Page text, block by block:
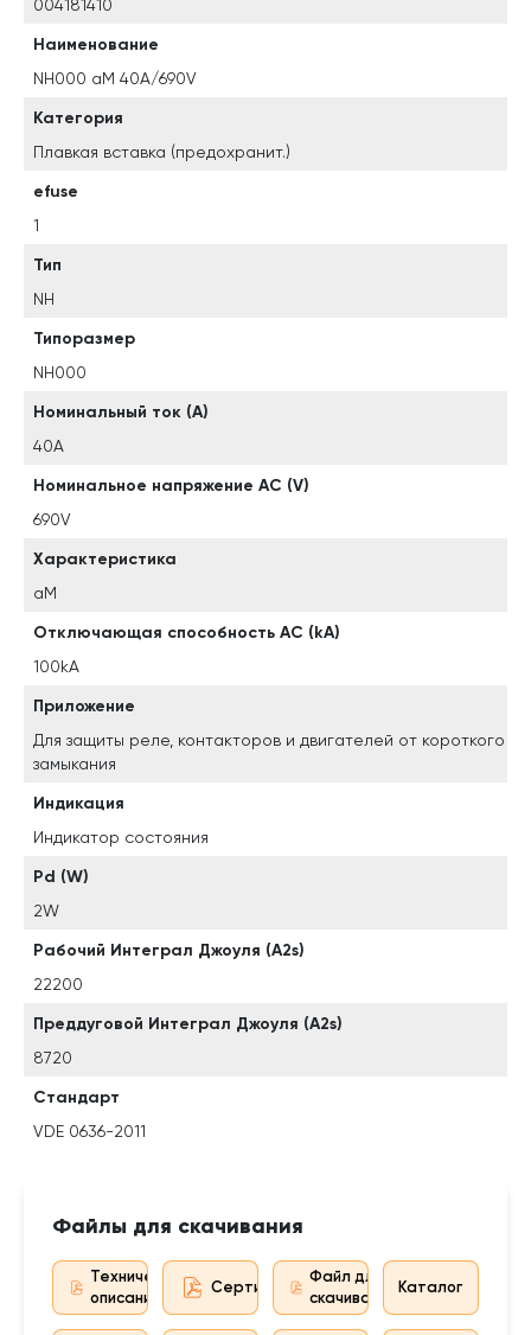
004181410
Наименование
NH000 aM 40A/690V
Категория
Плавкая вставка (предохранит.)
efuse
1
Тип
NH
Типоразмер
NH000
Номинальный ток (A)
40A
Номинальное напряжение AC (V)
690V
Характеристика
aM
Отключающая способность AC (kA)
100kA
Приложение
Для защиты реле, контакторов и двигателей от короткого
замыкания
Индикация
Индикатор состояния
Pd (W)
2W
Рабочий Интеграл Джоуля (A2s)
22200
Преддуговой Интеграл Джоуля (A2s)
8720
Стандарт
VDE 0636-2011
Файлы для скачивания
Техническое
описание
Сертификат дистрибьютора
Файл для
скачивания
Каталог